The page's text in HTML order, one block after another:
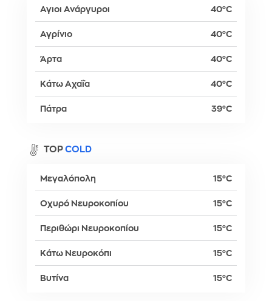
Αγιοι Ανάργυροι 40°C
Αγρίνιο 40°C
Άρτα 40°C
Κάτω Αχαΐα 40°C
Πάτρα 39°C
TOP COLD
Μεγαλόπολη 15°C
Οχυρό Νευροκοπίου 15°C
Περιθώρι Νευροκοπίου 15°C
Κάτω Νευροκόπι 15°C
Βυτίνα 15°C